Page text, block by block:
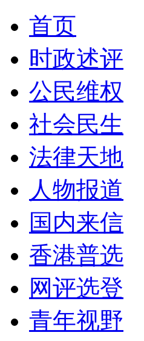
首页
时政述评
公民维权
社会民生
法律天地
人物报道
国内来信
香港普选
网评选登
青年视野